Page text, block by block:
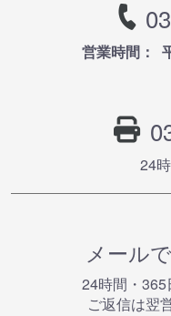
営業時間：
24
メール
24時間・365
ご返信は翌